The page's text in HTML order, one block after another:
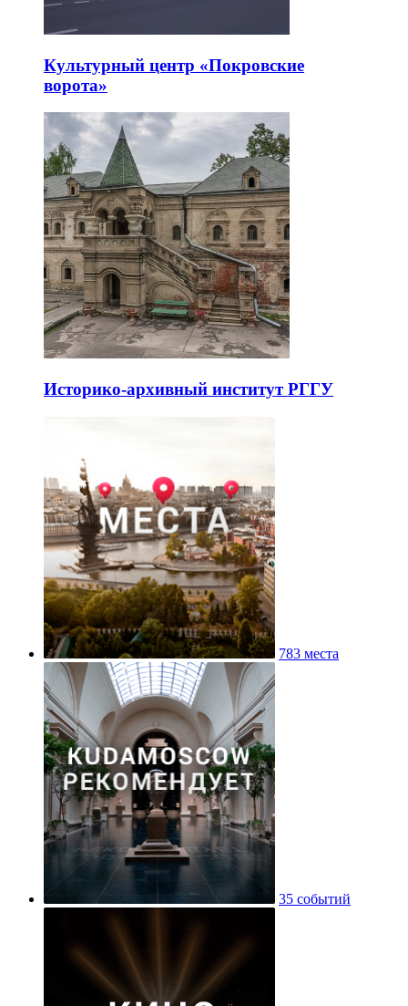
Культурный центр «Покровские
ворота»
Историко-архивный институт РГГУ
783 места
35 событий